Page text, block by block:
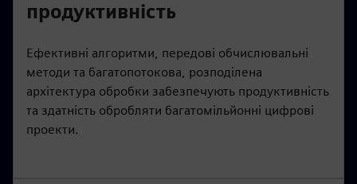
продуктивність
Ефективні алгоритми, передові обчислювальні
методи та багатопотокова, розподілена
архітектура обробки забезпечують продуктивність
та здатність обробляти багатомільйонні цифрові
проекти.